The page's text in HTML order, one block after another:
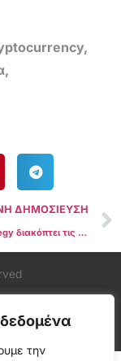
την
,
,
ΔΗΜΟΣΙΕΥΣΗ
Η MicroStrategy διακόπτει τις αγορές Bitcoin, δεσμεύεται να κρατήσει 30 δισεκατομμύρια δολάρια BTC